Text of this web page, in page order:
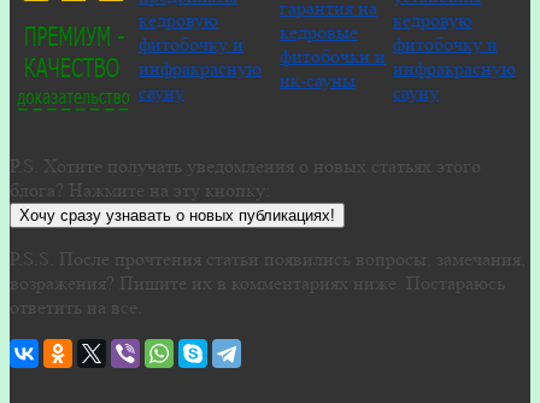
P.S. Хотите получать уведомления о новых статьях этого
блога? Нажмите на эту кнопку:
Хочу сразу узнавать о новых публикациях!
P.S.S. После прочтения статьи появились вопросы, замечания,
возражения? Пишите их в комментариях ниже. Постараюсь
ответить на все.